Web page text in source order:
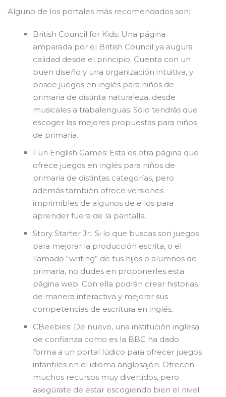
Alguno de los portales más recomendados son:
British Council for Kids: Una página
amparada por el British Council ya augura
calidad desde el principio. Cuenta con un
buen diseño y una organización intuitiva, y
posee juegos en inglés para niños de
primaria de distinta naturaleza, desde
musicales a trabalenguas. Sólo tendrás que
escoger las mejores propuestas para niños
de primaria.
Fun English Games: Esta es otra página que
ofrece juegos en inglés para niños de
primaria de distintas categorías, pero
además también ofrece versiones
imprimibles de algunos de ellos para
aprender fuera de la pantalla.
Story Starter Jr.: Si lo que buscas son juegos
para mejorar la producción escrita, o el
llamado “writing” de tus hijos o alumnos de
primaria, no dudes en proponerles esta
página web. Con ella podrán crear historias
de manera interactiva y mejorar sus
competencias de escritura en inglés.
CBeebies: De nuevo, una institución inglesa
de confianza como es la BBC ha dado
forma a un portal lúdico para ofrecer juegos
infantiles en el idioma anglosajón. Ofrecen
muchos recursos muy divertidos, pero
asegúrate de estar escogiendo bien el nivel